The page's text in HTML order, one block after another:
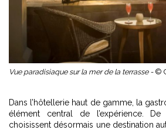
Vue paradisiaque sur la mer de la terrasse - ©
Dans l’hôtellerie haut de gamme, la
élément central de l’expérience. De
choisissent désormais une destination